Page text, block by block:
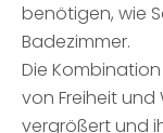
benötigen, wie
Badezimmer.
Die
von Freiheit
vergrößert und